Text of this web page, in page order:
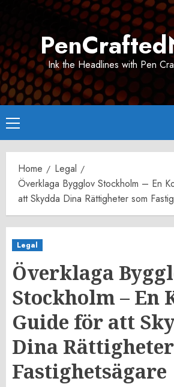
Ink the Headlines with Pen
Primary
Menu
Home
Legal
Överklaga Bygglov Stockholm – En
att Skydda Dina Rättigheter som
Legal
Överklaga
Stockholm – En
Guide för att
Dina
Fastighetsägare